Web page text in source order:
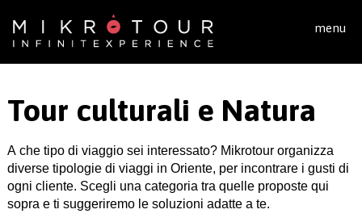
menu
Tour culturali e Natura
A che tipo di viaggio sei interessato? Mikrotour organizza
diverse tipologie di viaggi in Oriente, per incontrare i gusti di
ogni cliente. Scegli una categoria tra quelle proposte qui
sopra e ti suggeriremo le soluzioni adatte a te.